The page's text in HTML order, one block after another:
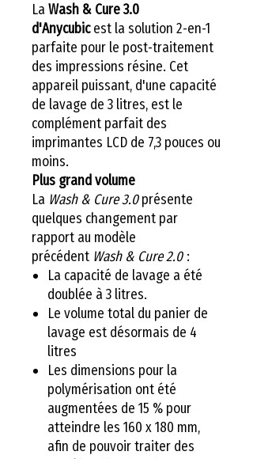
La Wash & Cure 3.0
d'Anycubicest la solution 2-en-1
parfaite pour le post-traitement
des impressions résine. Cet
appareil puissant, d'une capacité
de lavage de 3 litres, est le
complément parfait des
imprimantes LCD de 7,3 pouces ou
moins.
Plus grand volume
La Wash & Cure 3.0présente
quelques changement par
rapport au modèle
précédent Wash & Cure 2.0 :
La capacité de lavage a été
doublée à 3 litres.
Le volume total du panier de
lavage est désormais de 4
litres
Les dimensions pour la
polymérisation ont été
augmentées de 15 % pour
atteindre les 160 x 180 mm,
afin de pouvoir traiter des